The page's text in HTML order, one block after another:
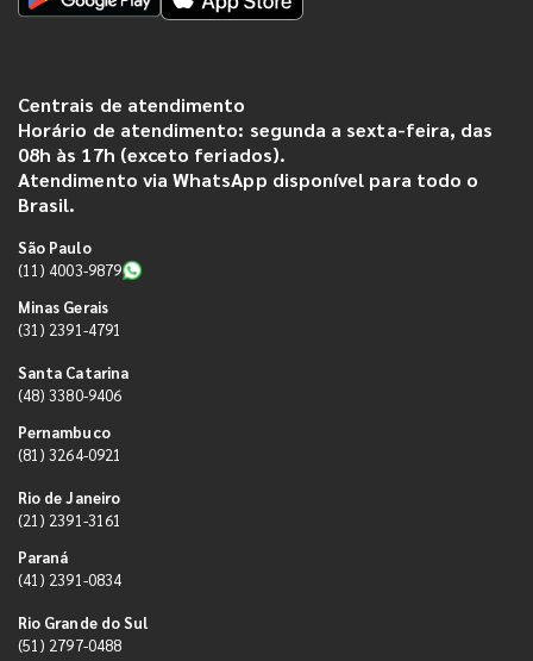
Centrais de atendimento
Horário de atendimento: segunda a sexta-feira, das
08h às 17h (exceto feriados).
Atendimento via WhatsApp disponível para todo o
Brasil.
São Paulo
(11) 4003-9879
Minas Gerais
(31) 2391-4791
Santa Catarina
(48) 3380-9406
Pernambuco
(81) 3264-0921
Rio de Janeiro
(21) 2391-3161
Paraná
(41) 2391-0834
Rio Grande do Sul
(51) 2797-0488